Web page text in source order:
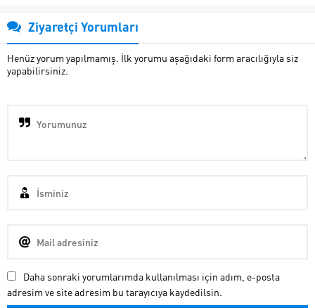
Ziyaretçi Yorumları
Henüz yorum yapılmamış. İlk yorumu aşağıdaki form aracılığıyla siz
yapabilirsiniz.
Daha sonraki yorumlarımda kullanılması için adım, e-posta
adresim ve site adresim bu tarayıcıya kaydedilsin.